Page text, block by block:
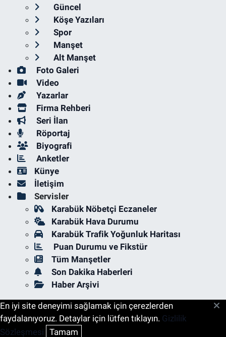
Güncel
Köşe Yazıları
Spor
Manşet
Alt Manşet
Foto Galeri
Video
Yazarlar
Firma Rehberi
Seri İlan
Röportaj
Biyografi
Anketler
Künye
İletişim
Servisler
Karabük Nöbetçi Eczaneler
Karabük Hava Durumu
Karabük Trafik Yoğunluk Haritası
Puan Durumu ve Fikstür
Tüm Manşetler
Son Dakika Haberleri
Haber Arşivi
En iyi site deneyimi sağlamak için çerezlerden
faydalanıyoruz. Detaylar için lütfen tıklayın. Gizlilik
Sözleşmesi Tamam